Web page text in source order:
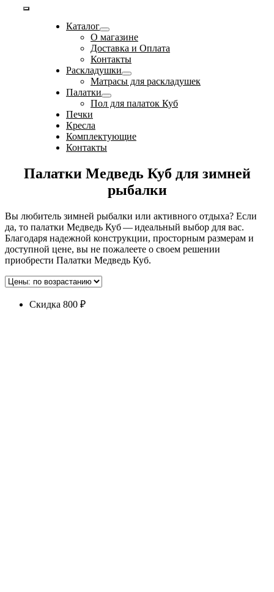
Toggle
Navigation
Каталог
О магазине
Доставка и Оплата
Контакты
Раскладушки
Матрасы для раскладушек
Палатки
Пол для палаток Куб
Печки
Кресла
Комплектующие
Контакты
Палатки Медведь Куб для зимней
рыбалки
Вы любитель зимней рыбалки или активного отдыха? Если
да, то палатки Медведь Куб — идеальный выбор для вас.
Благодаря надежной конструкции, просторным размерам и
доступной цене, вы не пожалеете о своем решении
приобрести Палатки Медведь Куб.
Скидка 800 ₽